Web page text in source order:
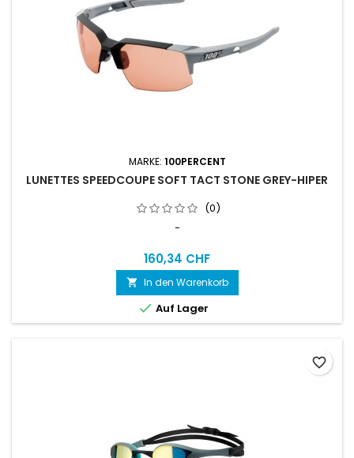
MARKE: 100PERCENT
LUNETTES SPEEDCOUPE SOFT TACT STONE GREY-HIPER
(0)
-
160,34 CHF
 In den Warenkorb
 Auf Lager
favorite_border